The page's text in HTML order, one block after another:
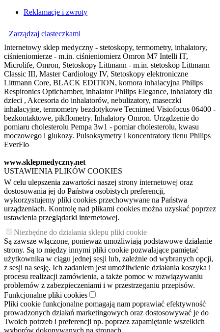
Reklamacje i zwroty
Zarządzaj ciasteczkami
Internetowy sklep medyczny - stetoskopy, termometry, inhalatory,
ciśnieniomierze - m.in. ciśnieniomierz Omron M7 Intelli IT,
Microlife, Omron, Stetoskopy Littmann - m.in. stetoskop Littmann
Classic III, Master Cardiology IV, Stetoskopy elektroniczne
Littmann Core, BLACK EDITION, komora inhalacyjna Philips
Respironics Optichamber, inhalator Philips Elegance, inhalatory dla
dzieci , Akcesoria do inhalatorów, nebulizatory, maseczki
inhalacyjne, termometry bezdotykowe Tecnimed Visiofocus 06400 -
bezkontaktowe, pikflometry. Inhalatory Omron. Urządzenie do
pomiaru cholesterolu Pempa 3w1 - pomiar cholesterolu, kwasu
moczowego i glukozy. Pulsoksymetry i koncentratory tlenu Philips
EverFlo
www.sklepmedyczny.net
USTAWIENIA PLIKÓW COOKIES
W celu ulepszenia zawartości naszej strony internetowej oraz
dostosowania jej do Państwa osobistych preferencji,
wykorzystujemy pliki cookies przechowywane na Państwa
urządzeniach. Kontrolę nad plikami cookies można uzyskać poprzez
ustawienia przeglądarki internetowej.
Niezbędne do działania sklepu pliki cookie
Są zawsze włączone, ponieważ umożliwiają podstawowe działanie
strony. Są to między innymi pliki cookie pozwalające pamiętać
użytkownika w ciągu jednej sesji lub, zależnie od wybranych opcji,
z sesji na sesję. Ich zadaniem jest umożliwienie działania koszyka i
procesu realizacji zamówienia, a także pomoc w rozwiązywaniu
problemów z zabezpieczeniami i w przestrzeganiu przepisów.
Funkcjonalne pliki cookies
Pliki cookie funkcjonalne pomagają nam poprawiać efektywność
prowadzonych działań marketingowych oraz dostosowywać je do
Twoich potrzeb i preferencji np. poprzez zapamiętanie wszelkich
wyborów dokonywanych na stronach.